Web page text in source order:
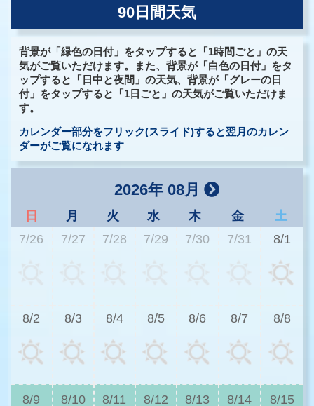
90日間天気
背景が「緑色の日付」をタップすると「1時間ごと」の天
気がご覧いただけます。また、背景が「白色の日付」をタ
ップすると「日中と夜間」の天気、背景が「グレーの日
付」をタップすると「1日ごと」の天気がご覧いただけま
す。
カレンダー部分をフリック(スライド)すると翌月のカレン
ダーがご覧になれます
2026年 08月
日 月 火 水 木 金
土
7/26
7/27 7/28 7/29 7/30 7/31 8/1
8/2 8/3 8/4 8/5 8/6 8/7 8/8
8/9 8/10 8/11 8/12 8/13 8/14 8/15